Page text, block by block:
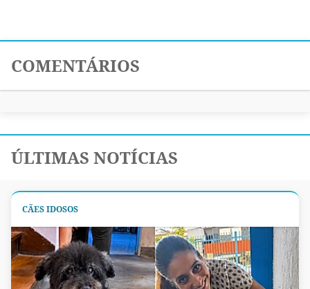
COMENTÁRIOS
ÚLTIMAS NOTÍCIAS
CÃES IDOSOS